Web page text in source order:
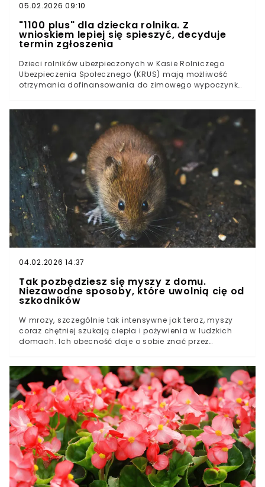
05.02.2026 09:10
"1100 plus" dla dziecka rol­nika. Z
wnioskiem lepiej się spieszyć, decyduje
termin zgłoszenia
Dzieci rolników ubezpieczonych w Kasie Rolniczego
Ubezpieczenia Społecznego (KRUS) mają możliwość
otrzymania dofinansowania do zimowego wypoczynku
uczestnika, co obniża koszt tygodniowego turnusu
zimowiskowego organizowanego przez różne podmioty
w kraju.Kto może skorzystać z dofinansowania –
warunki formalneZakres wsparcia – wysokość
dofinansowania i udział własny rodzicówOrganizacja
turnusów i terminy ferii – jak wygląda praktyka
04.02.2026 14:37
Tak pozbędziesz się myszy z domu.
Niezawodne sposoby, które uwolnią cię od
szkodników
W mrozy, szczególnie tak intensywne jak teraz, myszy
coraz chętniej szukają ciepła i pożywienia w ludzkich
domach. Ich obecność daje o sobie znać przez
które pomogą Ci skutecznie pozbyć się tych szkodników
z domu.Jak rozpoznać, że w domu są myszy?
Najczęstsze sygnały ostrzegawczeZabezpieczenie
domu. Podstawa w walce z myszamiNaturalne metody.
Tego myszy nie tolerująNajskuteczniejsza metoda na
gryzonie